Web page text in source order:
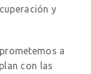
y
a
con las